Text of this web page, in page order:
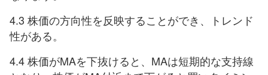
4.3 株価の方向性を反映することができ、トレンド
性がある。
4.4 株価がMAを下抜けると、MAは短期的な支持線